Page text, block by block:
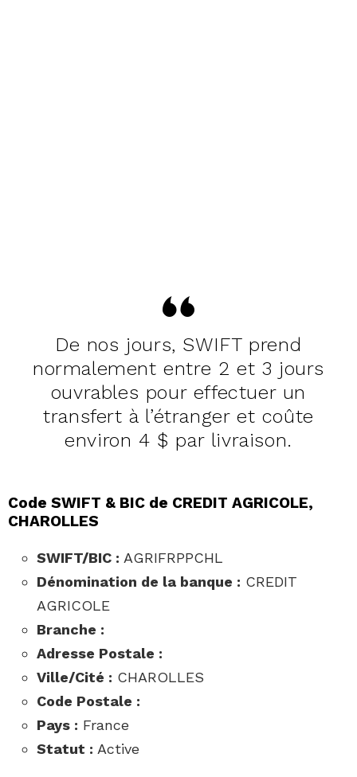
De nos jours, SWIFT prend
normalement entre 2 et 3 jours
ouvrables pour effectuer un
transfert à l’étranger et coûte
environ 4 $ par livraison.
Code SWIFT & BIC de CREDIT AGRICOLE,
CHAROLLES
SWIFT/BIC : AGRIFRPPCHL
Dénomination de la banque : CREDIT
AGRICOLE
Branche :
Adresse Postale :
Ville/Cité : CHAROLLES
Code Postale :
Pays : France
Statut : Active